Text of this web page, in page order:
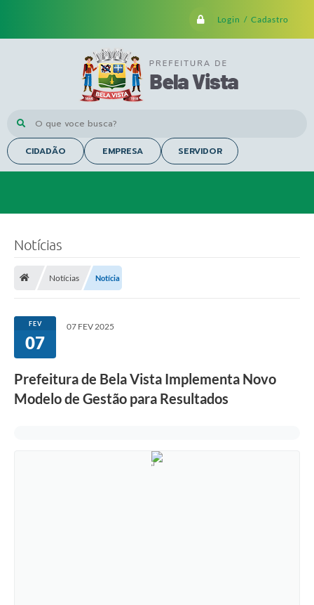
Login / Cadastro
O que voce busca?
CIDADÃO EMPRESA SERVIDOR
Notícias
Notícias Notícia
FEV
07
07 FEV 2025
Prefeitura de Bela Vista Implementa Novo
Modelo de Gestão para Resultados